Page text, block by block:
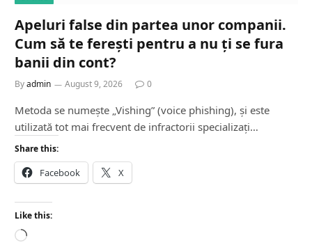
Apeluri false din partea unor companii.
Cum să te ferești pentru a nu ți se fura
banii din cont?
Byadmin August 9, 2026 0
Metoda se numește „Vishing” (voice phishing), și este
utilizată tot mai frecvent de infractorii specializați…
Share this:
Facebook X
Like this:
L